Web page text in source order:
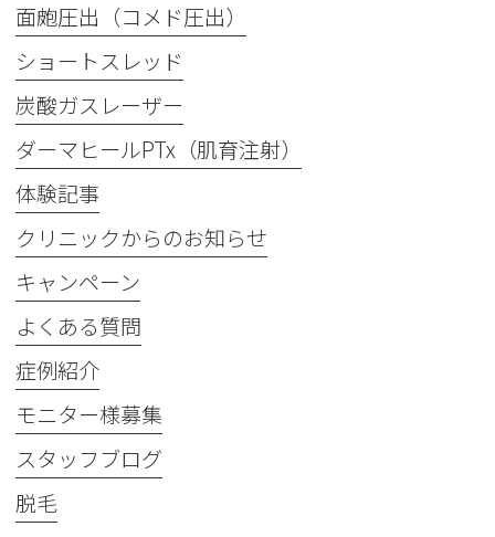
面皰圧出（コメド圧出）
ショートスレッド
炭酸ガスレーザー
ダーマヒールPTx（肌育注射）
体験記事
クリニックからのお知らせ
キャンペーン
よくある質問
症例紹介
モニター様募集
スタッフブログ
脱毛